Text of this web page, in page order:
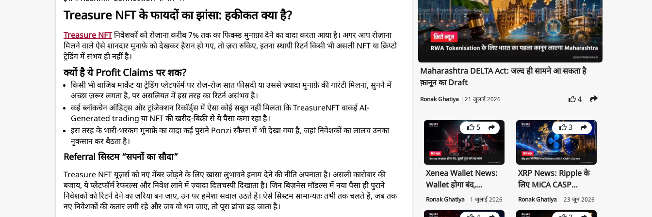
Treasure NFT के फायदों का झांसा: हकीकत क्या है?
Treasure NFT निवेशकों को रोज़ाना करीब 7% तक का फिक्स्ड मुनाफ़ा देने का वादा करता आया है। अगर आप रोज़ाना
मिलने वाले ऐसे शानदार मुनाफ़े को देखकर हैरान हो गए, तो ज़रा रुकिए, इतना स्थायी रिटर्न किसी भी असली NFT या क्रिप्टो
ट्रेडिंग में संभव ही नहीं है।
क्यों है ये Profit Claims पर शक?
किसी भी वाजिब मार्केट या ट्रेडिंग प्लेटफॉर्म पर रोज़-रोज सात फीसदी या उससे ज़्यादा मुनाफ़े की गारंटी मिलना, सुनने में
अच्छा ज़रूर लगता है, पर असलियत में इस तरह का रिटर्न असंभव है।
कई ब्लॉकचेन ऑडिट्स और ट्रांजैक्शन रिकॉर्ड्स में ऐसा कोई सबूत नहीं मिलता कि TreasureNFT वाकई AI-
Generated trading या NFT की खरीद-बिक्री से ये पैसा कमा रहा है।
इस तरह के भारी-भरकम मुनाफ़े का वादा कई पुराने Ponzi स्कैम्स में भी देखा गया है, जहां निवेशकों का लालच उनका
नुकसान कर बैठता है।
Referral सिस्टम “सपनों का सौदा”
Treasure NFT यूज़र्स को नए मेंबर जोड़ने के लिए खासा लुभावने इनाम देने की नीति अपनाता है। असली कारोबार की
बजाय, ये प्लेटफॉर्म रेफरल्स और निवेश लाने में ज़्यादा दिलचस्पी दिखाता है। जिन बिज़नेस मॉडल्स में नया पैसा ही पुराने
निवेशकों को रिटर्न देने का ज़रिया बन जाए, उन पर हमेशा सवाल उठते हैं। ऐसे सिस्टम सामान्यतः तभी तक चलते हैं, जब तक
नए निवेशकों की कतार लगी रहे और जब वो थम जाए, तो पूरा ढांचा ढह जाता है।
Maharashtra DELTA Act: जल्द ही सामने आ सकता है
क़ानून का Draft
Ronak Ghatiya 21 जुलाई 2026 4
5
Xenea Wallet News:
Wallet होगा बंद,
Private Key तुरंत करें
Export
Ronak Ghatiya 1 जुलाई 2026
3
XRP News: Ripple के
लिए MiCA CASP
License क्यों है बड़ी
उपलब्धि
Ronak Ghatiya 23 जून 2026